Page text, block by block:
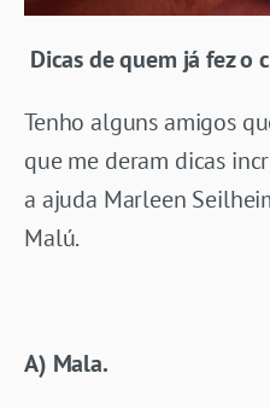
Dicas de quem já fez o
Tenho alguns amigos
que me deram dicas
a ajuda Marleen
Malú.
A) Mala.